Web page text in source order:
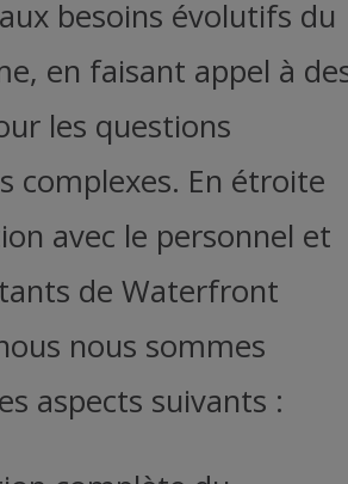
besoins évolutifs du
en faisant appel à
les questions
complexes. En étroite
avec le personnel et
de Waterfront
nous sommes
aspects suivants :